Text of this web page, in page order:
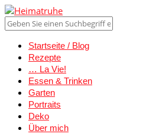
Startseite / Blog
Rezepte
… La Vie!
Essen & Trinken
Garten
Portraits
Deko
Über mich